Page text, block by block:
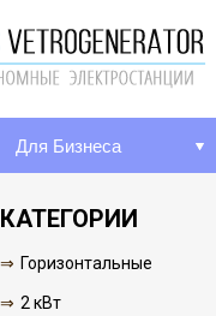
Для Бизнеса
КАТЕГОРИИ
Горизонтальные
2 кВт